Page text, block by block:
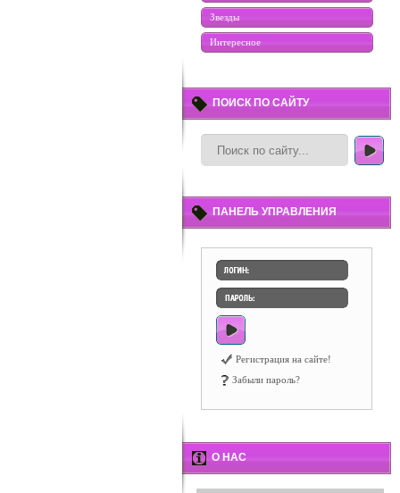
Звезды
Интересное
ПОИСК ПО САЙТУ
ПАНЕЛЬ УПРАВЛЕНИЯ
Регистрация на сайте!
Забыли пароль?
О НАС